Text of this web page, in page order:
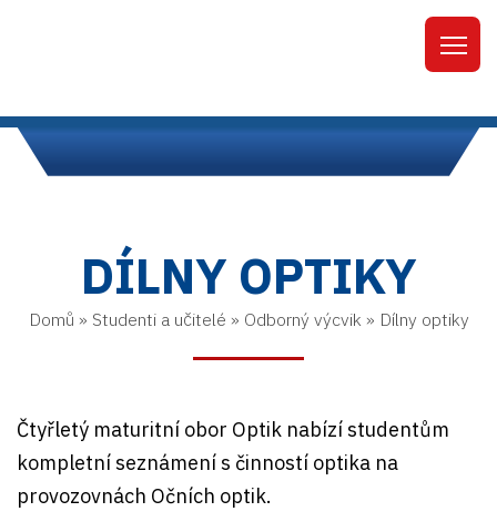
DÍLNY OPTIKY
Domů » Studenti a učitelé » Odborný výcvik » Dílny optiky
Čtyřletý maturitní obor Optik nabízí studentům
kompletní seznámení s činností optika na
provozovnách Očních optik.